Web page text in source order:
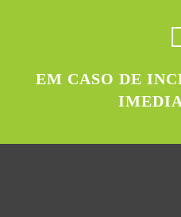
EM CASO DE